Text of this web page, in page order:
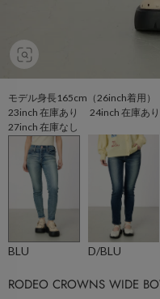
モデル身長165cm（26inch着用）
23inch 在庫あり 24inch 在庫
27inch 在庫なし
BLU D/BLU
RODEO CROWNS WIDE